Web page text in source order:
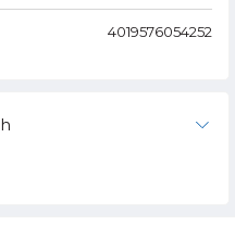
4019576054252